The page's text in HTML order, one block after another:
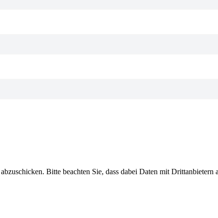
Bitte beachten Sie, dass dabei Daten mit Drittanbietern